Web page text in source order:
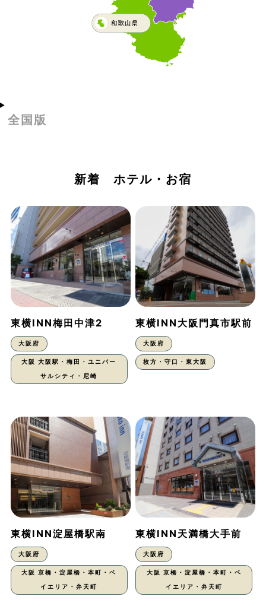
全国版
新着 ホテル・お宿
東横INN梅田中津2
大阪府
大阪 大阪駅・梅田・ユニバー
サルシティ・尼崎
東横INN大阪門真市駅前
大阪府
枚方・守口・東大阪
東横INN淀屋橋駅南
大阪府
大阪 京橋・淀屋橋・本町・ベ
イエリア・弁天町
東横INN天満橋大手前
大阪府
大阪 京橋・淀屋橋・本町・ベ
イエリア・弁天町